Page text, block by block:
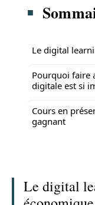
Le digital
Pourquoi faire
digitale est si
Cours en
gagnant
Le digital